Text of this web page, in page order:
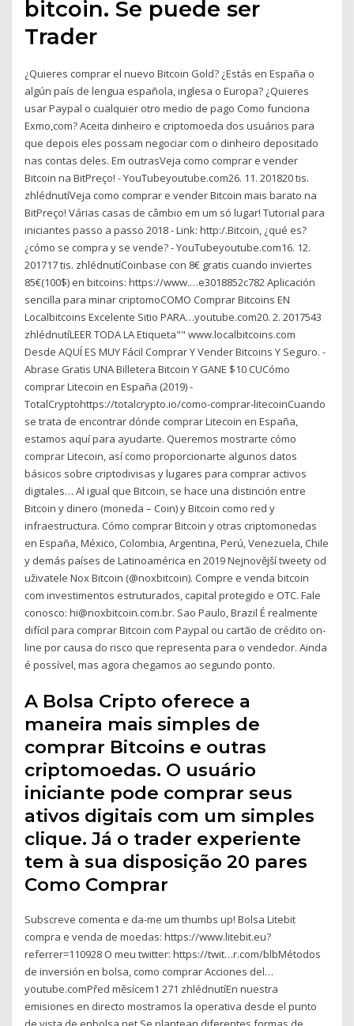
bitcoin. Se puede ser
Trader
¿Quieres comprar el nuevo Bitcoin Gold? ¿Estás en España o
algún país de lengua española, inglesa o Europa? ¿Quieres
usar Paypal o cualquier otro medio de pago Como funciona
Exmo,com? Aceita dinheiro e criptomoeda dos usuários para
que depois eles possam negociar com o dinheiro depositado
nas contas deles. Em outrasVeja como comprar e vender
Bitcoin na BitPreço! - YouTubeyoutube.com26. 11. 201820 tis.
zhlédnutíVeja como comprar e vender Bitcoin mais barato na
BitPreço! Várias casas de câmbio em um só lugar! Tutorial para
iniciantes passo a passo 2018 - Link: http:/.Bitcoin, ¿qué es?
¿cómo se compra y se vende? - YouTubeyoutube.com16. 12.
201717 tis. zhlédnutíCoinbase con 8€ gratis cuando inviertes
85€(100$) en bitcoins: https://www.…e3018852c782 Aplicación
sencilla para minar criptomoCOMO Comprar Bitcoins EN
Localbitcoins Excelente Sitio PARA…youtube.com20. 2. 2017543
zhlédnutíLEER TODA LA Etiqueta"" www.localbitcoins.com
Desde AQUÍ ES MUY Fácil Comprar Y Vender Bitcoins Y Seguro. -
Abrase Gratis UNA Billetera Bitcoin Y GANE $10 CUCómo
comprar Litecoin en España (2019) -
TotalCryptohttps://totalcrypto.io/como-comprar-litecoinCuando
se trata de encontrar dónde comprar Litecoin en España,
estamos aquí para ayudarte. Queremos mostrarte cómo
comprar Litecoin, así como proporcionarte algunos datos
básicos sobre criptodivisas y lugares para comprar activos
digitales… Al igual que Bitcoin, se hace una distinción entre
Bitcoin y dinero (moneda – Coin) y Bitcoin como red y
infraestructura. Cómo comprar Bitcoin y otras criptomonedas
en España, México, Colombia, Argentina, Perú, Venezuela, Chile
y demás países de Latinoamérica en 2019 Nejnovější tweety od
uživatele Nox Bitcoin (@noxbitcoin). Compre e venda bitcoin
com investimentos estruturados, capital protegido e OTC. Fale
conosco: hi@noxbitcoin.com.br. Sao Paulo, Brazil É realmente
difícil para comprar Bitcoin com Paypal ou cartão de crédito on-
line por causa do risco que representa para o vendedor. Ainda
é possível, mas agora chegamos ao segundo ponto.
A Bolsa Cripto oferece a
maneira mais simples de
comprar Bitcoins e outras
criptomoedas. O usuário
iniciante pode comprar seus
ativos digitais com um simples
clique. Já o trader experiente
tem à sua disposição 20 pares
Como Comprar
Subscreve comenta e da-me um thumbs up! Bolsa Litebit
compra e venda de moedas: https://www.litebit.eu?
referrer=110928 O meu twitter: https://twit…r.com/blbMétodos
de inversión en bolsa, como comprar Acciones del…
youtube.comPřed měsícem1 271 zhlédnutíEn nuestra
emisiones en directo mostramos la operativa desde el punto